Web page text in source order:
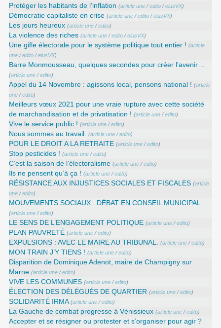
Protéger les habitants de l’inflation (article une /edito /elusVX)
Démocratie capitaliste en crise (article une /edito /elusVX)
Les jours heureux (article une /edito)
La violence des riches (article une /edito /elusVX)
Une gifle électorale pour le système politique tout entier ! (article
une /edito /elusVX)
Barre Monmousseau, quelques secondes pour créer l’avenir…
(article une /edito)
Appel du 14 Novembre : agissons local, pensons national ! (article
une /edito)
Meilleurs vœux 2021 pour une vraie rupture avec cette société
de marchandisation et de privatisation ! (article une /edito)
Vive le service public ! (article une /edito)
Nous sommes au travail. (article une /edito)
POUR LE DROIT A LA RETRAITE (article une /edito)
Stop pesticides ! (article une /edito)
C’est la saison de l’électoralisme (article une /edito)
Ils ne pensent qu’à ça ! (article une /edito)
RÉSISTANCE AUX INJUSTICES SOCIALES ET FISCALES (article
une /edito)
MOUVEMENTS SOCIAUX : DÉBAT EN CONSEIL MUNICIPAL
(article une /edito)
LE SENS DE L’ENGAGEMENT POLITIQUE (article une /edito)
PLAN PAUVRETÉ (article une /edito)
EXPULSIONS : AVEC LE MAIRE AU TRIBUNAL. (article une /edito)
MON TRAIN J’Y TIENS ! (article une /edito)
Disparition de Dominique Adenot, maire de Champigny sur
Marne (article une /edito)
VIVE LES COMMUNES (article une /edito)
ÉLECTION DES DÉLÉGUÉS DE QUARTIER (article une /edito)
SOLIDARITÉ IRMA (article une /edito)
La Gauche de combat progresse à Vénissieux (article une /edito)
Accepter et se résigner ou protester et s’organiser pour agir ?